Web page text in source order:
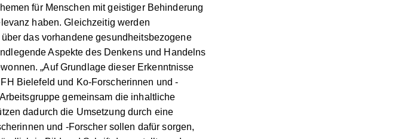
für Menschen mit geistiger Behinderung
haben. Gleichzeitig werden
das vorhandene gesundheitsbezogene
Aspekte des Denkens und Handelns
„Auf Grundlage dieser Erkenntnisse
Bielefeld und Ko-Forscherinnen und -
gemeinsam die inhaltliche
dadurch die Umsetzung durch eine
und -Forscher sollen dafür sorgen,